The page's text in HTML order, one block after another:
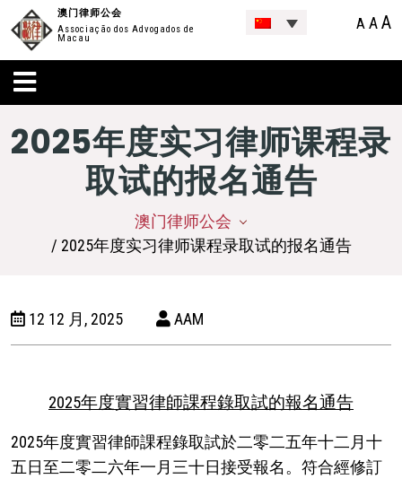
澳门律师公会
Associação dos Advogados de
Macau
A AA
2025年度实习律师课程录
取试的报名通告
澳门律师公会
/ 2025年度实习律师课程录取试的报名通告
12 12 月, 2025 AAM
2025年度實習律師課程錄取試的報名通告
2025年度實習律師課程錄取試於二零二五年十二月十
五日至二零二六年一月三十日接受報名。符合經修訂